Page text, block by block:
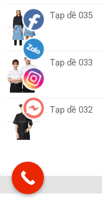
Tạp dề 035
Tạp dề 033
Tạp dề 032